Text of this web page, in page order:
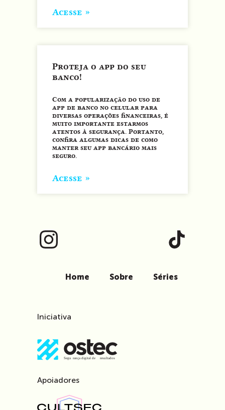
Acesse »
Proteja o app do seu
banco!
Com a popularização do uso de
app de banco no celular para
diversas operações financeiras, é
muito importante estarmos
atentos à segurança. Portanto,
confira algumas dicas de como
manter seu app bancário mais
seguro.
Acesse »
Home Sobre Séries
Iniciativa
Apoiadores